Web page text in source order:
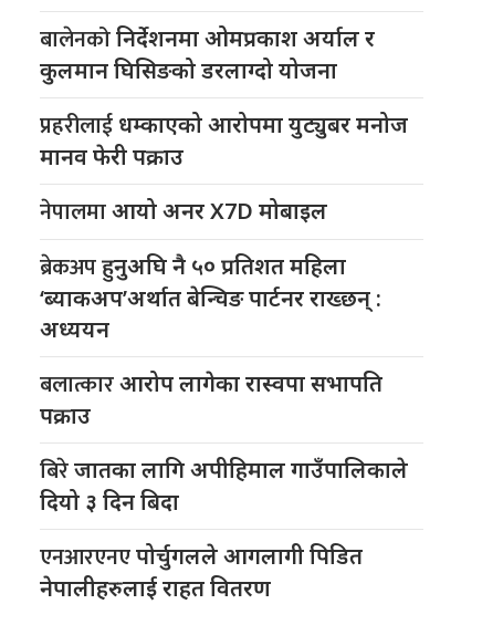
बालेनकोनिर्देशनमा ओमप्रकाश अर्याल र
कुलमान घिसिङको डरलाग्दो योजना
प्रहरीलाई धम्काएको आरोपमा युट्युबर मनोज
मानव फेरी पक्राउ
नेपालमाआयो अनर X7D मोबाइल
ब्रेकअपहुनुअघि नै ५० प्रतिशत महिला
‘ब्याकअप’अर्थात बेन्चिङ पार्टनर राख्छन् :
अध्ययन
बलात्कारआरोप लागेका रास्वपा सभापति
पक्राउ
बिरेजातका लागि अपीहिमाल गाउँपालिकाले
दियो ३ दिन बिदा
एनआरएनएपोर्चुगलले आगलागी पिडित
नेपालीहरुलाई राहत वितरण